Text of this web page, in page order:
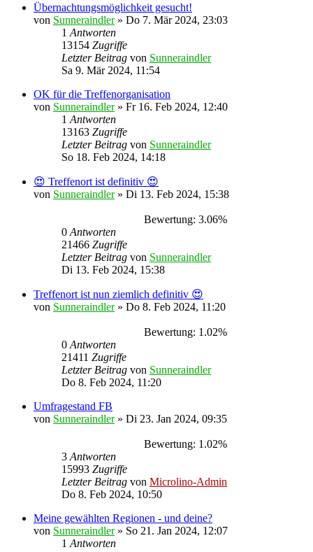
Übernachtungsmöglichkeit gesucht!
von Sunneraindler» Do 7. Mär 2024, 23:03
1 Antworten
13154 Zugriffe
Letzter Beitrag von Sunneraindler
Sa 9. Mär 2024, 11:54
OK für die Treffenorganisation
von Sunneraindler» Fr 16. Feb 2024, 12:40
1 Antworten
13163 Zugriffe
Letzter Beitrag von Sunneraindler
So 18. Feb 2024, 14:18
😍 Treffenort ist definitiv 😍
von Sunneraindler» Di 13. Feb 2024, 15:38
Bewertung: 3.06%
0 Antworten
21466 Zugriffe
Letzter Beitrag von Sunneraindler
Di 13. Feb 2024, 15:38
Treffenort ist nun ziemlich definitiv 😍
von Sunneraindler» Do 8. Feb 2024, 11:20
Bewertung: 1.02%
0 Antworten
21411 Zugriffe
Letzter Beitrag von Sunneraindler
Do 8. Feb 2024, 11:20
Umfragestand FB
von Sunneraindler» Di 23. Jan 2024, 09:35
Bewertung: 1.02%
3 Antworten
15993 Zugriffe
Letzter Beitrag von Microlino-Admin
Do 8. Feb 2024, 10:50
Meine gewählten Regionen - und deine?
von Sunneraindler» So 21. Jan 2024, 12:07
1 Antworten